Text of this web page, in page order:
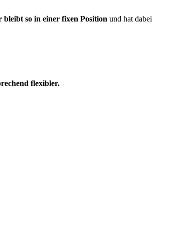
so in einer fixen Position und hat dabei
flexibler.